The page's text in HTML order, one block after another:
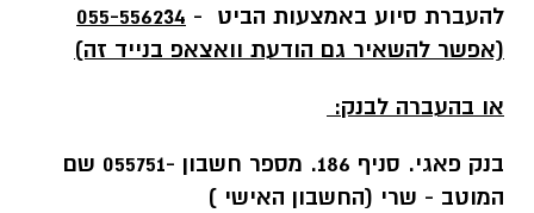
להעברת סיוע באמצעות הביט - 055-556234
(אפשר להשאיר גם הודעת וואצאפ בנייד זה)
או בהעברה לבנק:
בנק פאגי. סניף 186. מספר חשבון -055751 שם
המוטב - שרי (החשבון האישי )